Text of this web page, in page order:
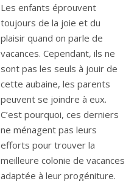
Les enfants éprouvent
toujours de la joie et du
plaisir quand on parle de
vacances. Cependant, ils ne
sont pas les seuls à jouir de
cette aubaine, les parents
peuvent se joindre à eux.
C’est pourquoi, ces derniers
ne ménagent pas leurs
efforts pour trouver la
meilleure colonie de vacances
adaptée à leur progéniture.